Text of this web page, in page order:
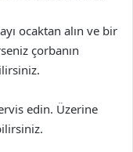
ocaktan alın ve bir
çorbanın
edin. Üzerine